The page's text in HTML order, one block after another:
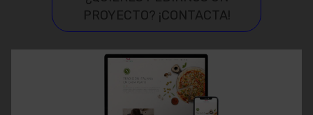
PROYECTO? ¡CONTACTA!